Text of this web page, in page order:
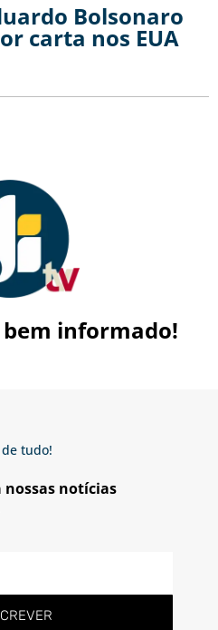
Bolsonaro
carta nos EUA
bem informado!
tudo!
nossas notícias